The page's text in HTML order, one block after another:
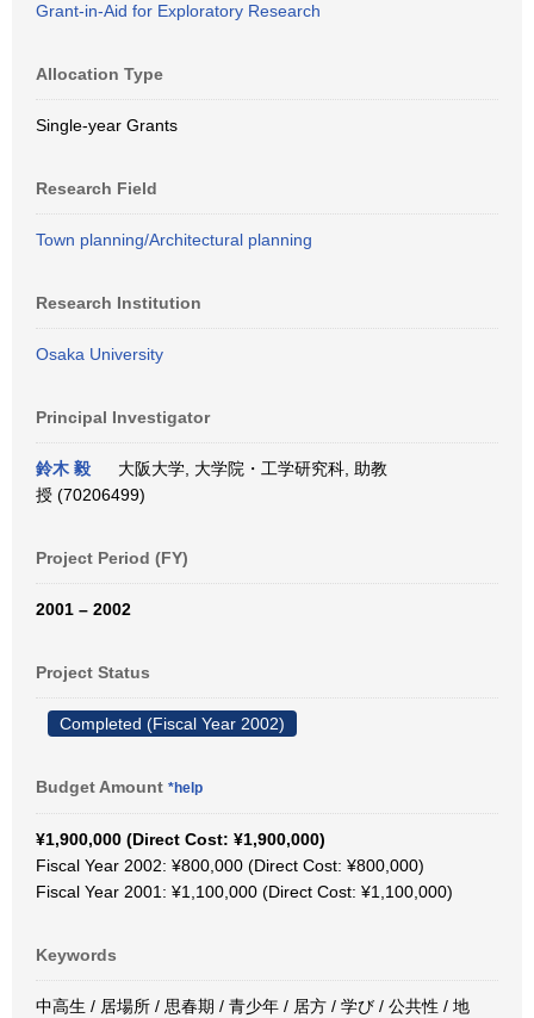
Grant-in-Aid for Exploratory Research
Allocation Type
Single-year Grants
Research Field
Town planning/Architectural planning
Research Institution
Osaka University
Principal Investigator
鈴木 毅
大阪大学, 大学院・工学研究科, 助教
授 (70206499)
Project Period (FY)
2001 – 2002
Project Status
Completed (Fiscal Year 2002)
Budget Amount *help
¥1,900,000 (Direct Cost: ¥1,900,000)
Fiscal Year 2002: ¥800,000 (Direct Cost: ¥800,000)
Fiscal Year 2001: ¥1,100,000 (Direct Cost: ¥1,100,000)
Keywords
中高生 / 居場所 / 思春期 / 青少年 / 居方 / 学び / 公共性 / 地